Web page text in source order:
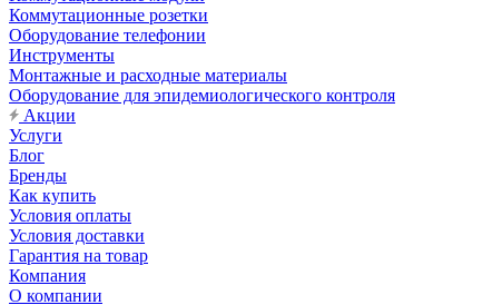
Коммутационные розетки
Оборудование телефонии
Инструменты
Монтажные и расходные материалы
Оборудование для эпидемиологического контроля
Акции
Услуги
Блог
Бренды
Как купить
Условия оплаты
Условия доставки
Гарантия на товар
Компания
О компании